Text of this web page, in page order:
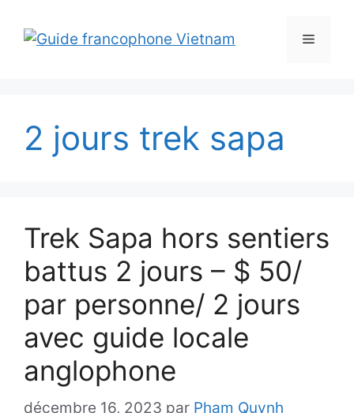
Menu
2 jours trek sapa
Trek Sapa hors sentiers
battus 2 jours – $ 50/
par personne/ 2 jours
avec guide locale
anglophone
décembre 16, 2023 par Pham Quynh